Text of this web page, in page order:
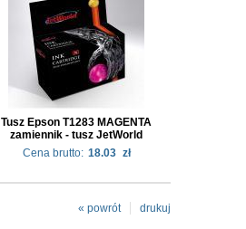
Tusz Epson T1283 MAGENTA
zamiennik - tusz JetWorld
Cena brutto: 18.03 zł
drukuj
« powrót